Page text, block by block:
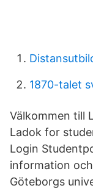
1870-talet
Välkommen till
Ladok for
Login
information
Göteborgs